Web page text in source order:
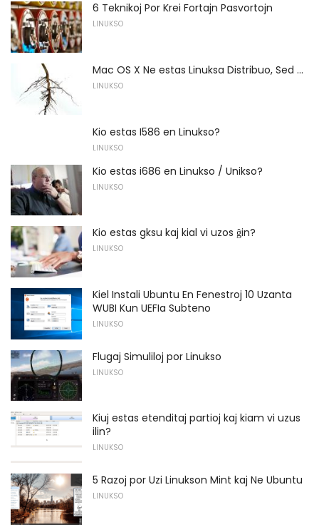
6 Teknikoj Por Krei Fortajn Pasvortojn
LINUKSO
Mac OS X Ne estas Linuksa Distribuo, Sed ...
LINUKSO
Kio estas I586 en Linukso?
LINUKSO
Kio estas i686 en Linukso / Unikso?
LINUKSO
Kio estas gksu kaj kial vi uzos ĝin?
LINUKSO
Kiel Instali Ubuntu En Fenestroj 10 Uzanta
WUBI Kun UEFIa Subteno
LINUKSO
Flugaj Simuliloj por Linukso
LINUKSO
Kiuj estas etenditaj partioj kaj kiam vi uzus
ilin?
LINUKSO
5 Razoj por Uzi Linukson Mint kaj Ne Ubuntu
LINUKSO